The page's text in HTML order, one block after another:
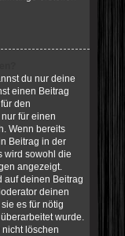
du nur deine
einen Beitrag
den
für einen
Wenn bereits
Beitrag in der
wird sowohl die
angezeigt.
auf deinen Beitrag
deinen
es für nötig
wurde.
löschen